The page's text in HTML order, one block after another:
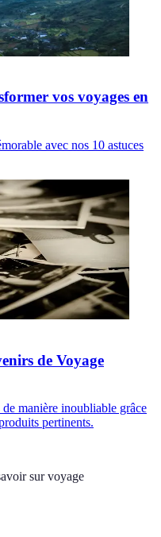
vos voyages en
avec nos 10 astuces
de Voyage
manière inoubliable grâce
pertinents.
sur voyage